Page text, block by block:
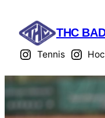
springen
THC
Tennis